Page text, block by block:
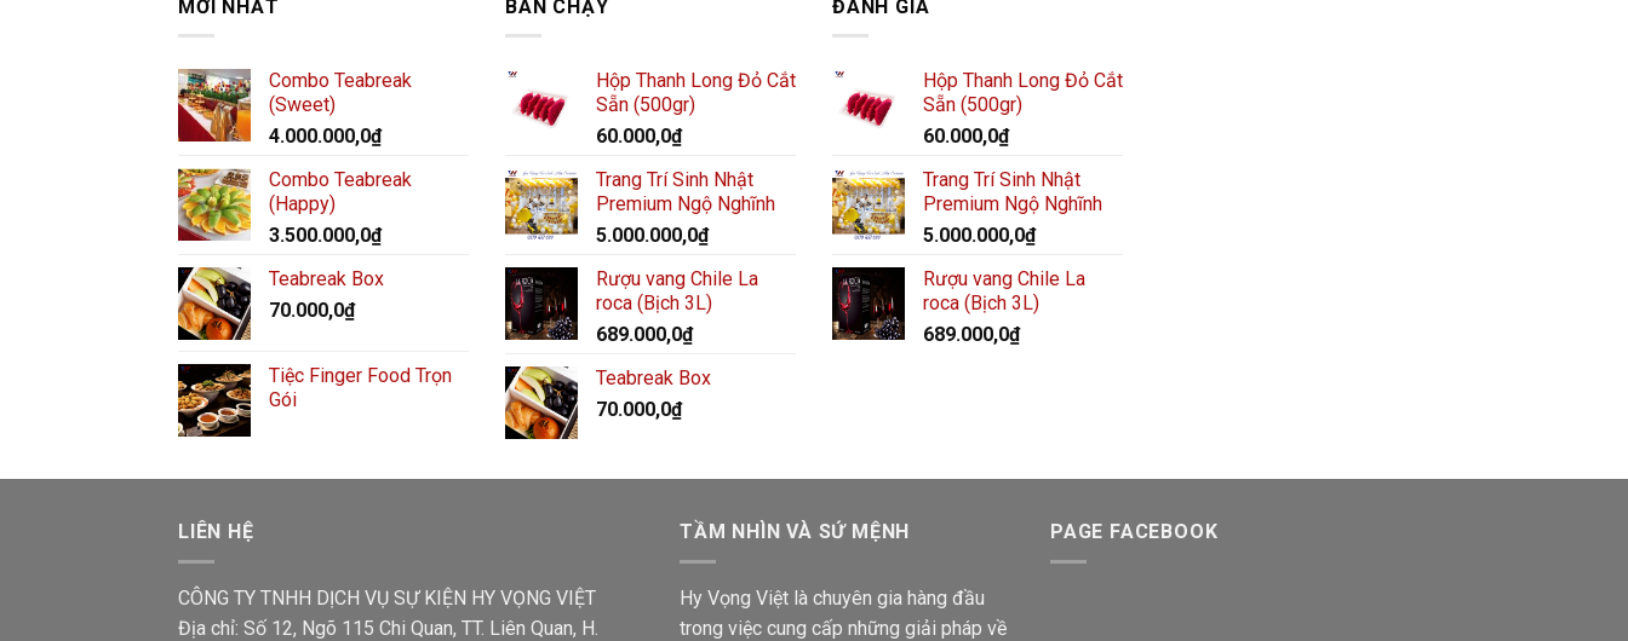
MỚI NHẤT
Combo Teabreak
(Sweet)
4.000.000,0₫
Combo Teabreak
(Happy)
3.500.000,0₫
Teabreak Box
70.000,0₫
Tiệc Finger Food Trọn
Gói
BÁN CHẠY
Hộp Thanh Long Đỏ Cắt
Sẵn (500gr)
60.000,0₫
Trang Trí Sinh Nhật
Premium Ngộ Nghĩnh
5.000.000,0₫
Rượu vang Chile La
roca (Bịch 3L)
689.000,0₫
Teabreak Box
70.000,0₫
ĐÁNH GIÁ
Hộp Thanh Long Đỏ Cắt
Sẵn (500gr)
60.000,0₫
Trang Trí Sinh Nhật
Premium Ngộ Nghĩnh
5.000.000,0₫
Rượu vang Chile La
roca (Bịch 3L)
689.000,0₫
LIÊN HỆ
CÔNG TY TNHH DỊCH VỤ SỰ KIỆN HY VỌNG VIỆT
Địa chỉ: Số 12, Ngõ 115 Chi Quan, TT. Liên Quan, H.
TẦM NHÌN VÀ SỨ MỆNH
Hy Vọng Việt là chuyên gia hàng đầu
trong việc cung cấp những giải pháp về
PAGE FACEBOOK